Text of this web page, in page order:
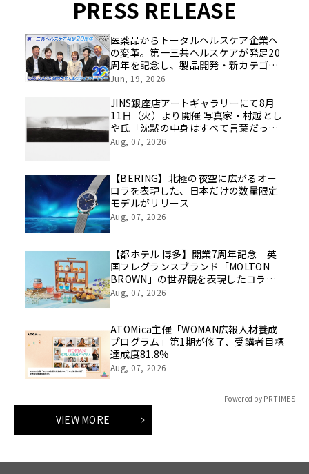
PRESS RELEASE
医薬品からトータルヘルスケア企業へ
の変革。第一三共ヘルスケアが発足20
周年を記念し、製品開発・新カテゴリ
挑戦の舞台や旧社統合時のエピソード
像を公開！
Jun, 19, 2026
JINS銀座店アートギャラリーにて8月
11日（火）より開催 写真家・村越とし
や氏「沈黙の中身はすべて言葉だっ
た」
Aug, 07, 2026
【BERING】北極の夜空に広がるオー
ロラを表現した、日本だけの数量限定
モデルがリリース
Aug, 07, 2026
【都ホテル 博多】開業7周年記念 英
国フレグランスブランド「MOLTON
BROWN」の世界観を表現したコラボ
レーションアフタヌーンティーを販売
Aug, 07, 2026
ATOMica主催「WOMAN広報人材養成
プログラム」第1期が修了、受講者目標
達成度81.8%
Aug, 07, 2026
Powered by PR TIMES
VIEW MORE